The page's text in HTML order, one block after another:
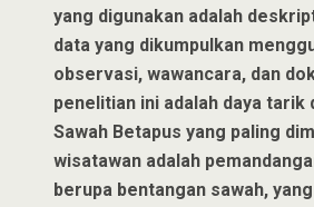
yang digunakan adalah
data yang dikumpulkan
observasi, wawancara, dan
penelitian ini adalah daya tarik
Sawah Betapus yang paling
wisatawan adalah
berupa bentangan sawah,